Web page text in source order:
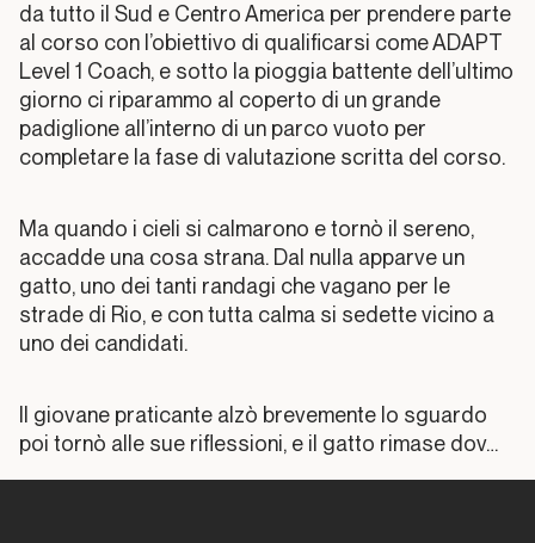
La
dimensione
pratica
parkour
online e
sui
Capitolo
da tutto il Sud e Centro America per prendere parte
al corso con l’obiettivo di qualificarsi come ADAPT
Level 1 Coach, e sotto la pioggia battente dell’ultimo
giorno ci riparammo al coperto di un grande
padiglione all’interno di un parco vuoto per
completare la fase di valutazione scritta del corso.
Ma quando i cieli si calmarono e tornò il sereno,
accadde una cosa strana. Dal nulla apparve un
gatto, uno dei tanti randagi che vagano per le
strade di Rio, e con tutta calma si sedette vicino a
uno dei candidati.
Il giovane praticante alzò brevemente lo sguardo
poi tornò alle sue riflessioni, e il gatto rimase dov…